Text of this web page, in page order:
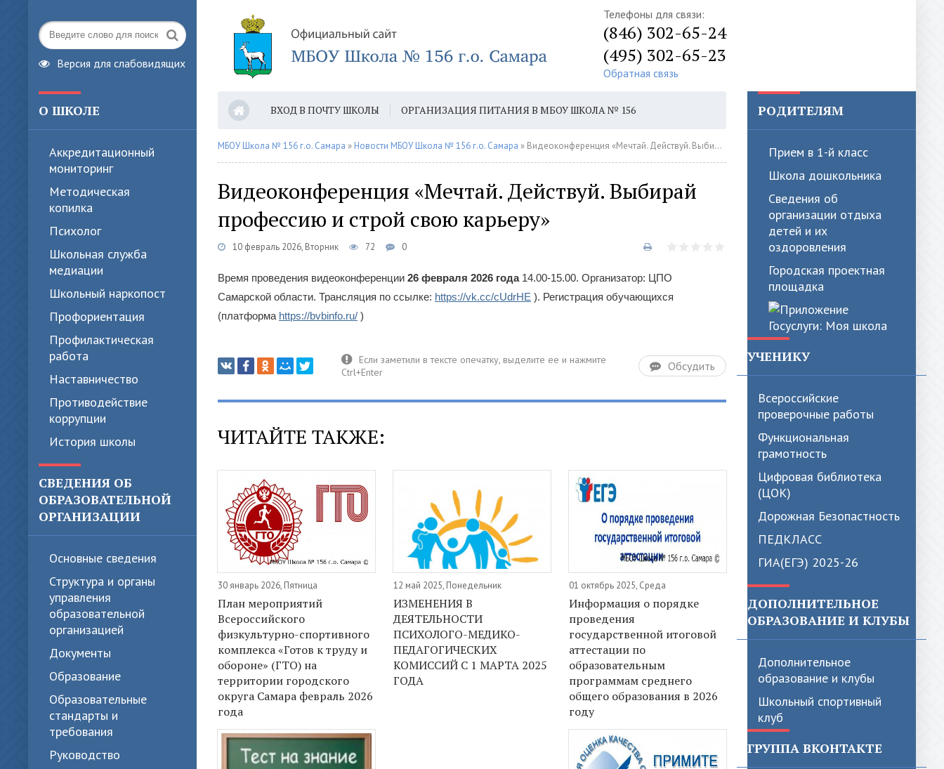
Версия для слабовидящих
Телефоны для связи:
(846) 302-65-24
(495) 302-65-23
Обратная связь
О ШКОЛЕ
Аккредитационный
мониторинг
Методическая
копилка
Психолог
Школьная служба
медиации
Школьный наркопост
Профориентация
Профилактическая
работа
Наставничество
Противодействие
коррупции
История школы
СВЕДЕНИЯ ОБ
ОБРАЗОВАТЕЛЬНОЙ
ОРГАНИЗАЦИИ
Основные сведения
Структура и органы
управления
образовательной
организацией
Документы
Образование
Образовательные
стандарты и
требования
Руководство
ВХОД В ПОЧТУ ШКОЛЫ ОРГАНИЗАЦИЯ ПИТАНИЯ В МБОУ ШКОЛА № 156
ПРИЕМ В 1-Й КЛАСС АВТОРИЗАЦИЯ
МБОУ Школа № 156 г.о. Самара » Новости МБОУ Школа № 156 г.о. Самара » Видеоконференция «Мечтай. Действуй. Выбирай профессию и строй свою карьеру»
Видеоконференция «Мечтай. Действуй. Выбирай
профессию и строй свою карьеру»
10 февраль 2026, Вторник 72 0
Время проведения видеоконференции 26 февраля 2026 года 14.00-15.00. Организатор: ЦПО
Самарской области. Трансляция по ссылке: https://vk.cc/cUdrHE ). Регистрация обучающихся
(платформа https://bvbinfo.ru/ )
Обсудить
ЧИТАЙТЕ ТАКЖЕ:
30 январь 2026, Пятница
План мероприятий
Всероссийского
физкультурно-спортивного
комплекса «Готов к труду и
обороне» (ГТО) на
территории городского
округа Самара февраль 2026
года
12 май 2025, Понедельник
ИЗМЕНЕНИЯ В
ДЕЯТЕЛЬНОСТИ
ПСИХОЛОГО-МЕДИКО-
ПЕДАГОГИЧЕСКИХ
КОМИССИЙ С 1 МАРТА 2025
ГОДА
01 октябрь 2025, Среда
Информация о порядке
проведения
государственной итоговой
аттестации по
образовательным
программам среднего
общего образования в 2026
году
РОДИТЕЛЯМ
Прием в 1-й класс
Школа дошкольника
Сведения об
организации отдыха
детей и их
оздоровления
Городская проектная
площадка
УЧЕНИКУ
Всероссийские
проверочные работы
Функциональная
грамотность
Цифровая библиотека
(ЦОК)
Дорожная Безопастность
ПЕДКЛАСС
ГИА(ЕГЭ) 2025-26
ДОПОЛНИТЕЛЬНОЕ
ОБРАЗОВАНИЕ И КЛУБЫ
Дополнительное
образование и клубы
Школьный спортивный
клуб
ГРУППА ВКОНТАКТЕ